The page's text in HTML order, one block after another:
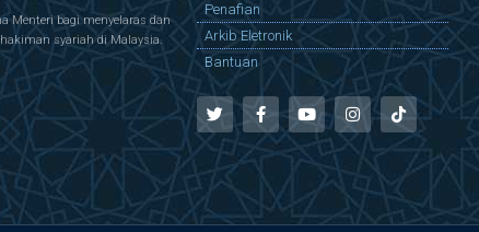
Menteri bagi menyelaras dan
syariah di Malaysia.
Penafian
Arkib Eletronik
Bantuan